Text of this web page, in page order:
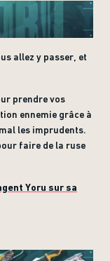
allez y passer, et
prendre vos
ennemie grâce à
les imprudents.
faire de la ruse
Yoru sur sa